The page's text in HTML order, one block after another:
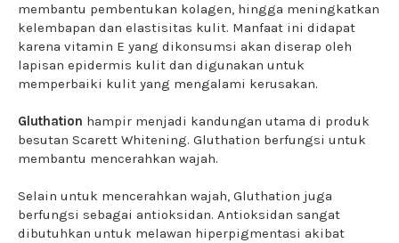
membantu pembentukan kolagen, hingga meningkatkan
kelembapan dan elastisitas kulit. Manfaat ini didapat
karena vitamin E yang dikonsumsi akan diserap oleh
lapisan epidermis kulit dan digunakan untuk
memperbaiki kulit yang mengalami kerusakan.
Gluthation hampir menjadi kandungan utama di produk
besutan Scarett Whitening. Gluthation berfungsi untuk
membantu mencerahkan wajah.
Selain untuk mencerahkan wajah, Gluthation juga
berfungsi sebagai antioksidan. Antioksidan sangat
dibutuhkan untuk melawan hiperpigmentasi akibat